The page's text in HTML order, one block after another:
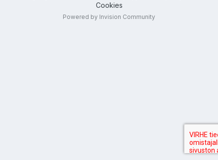
Cookies
Powered by Invision Community